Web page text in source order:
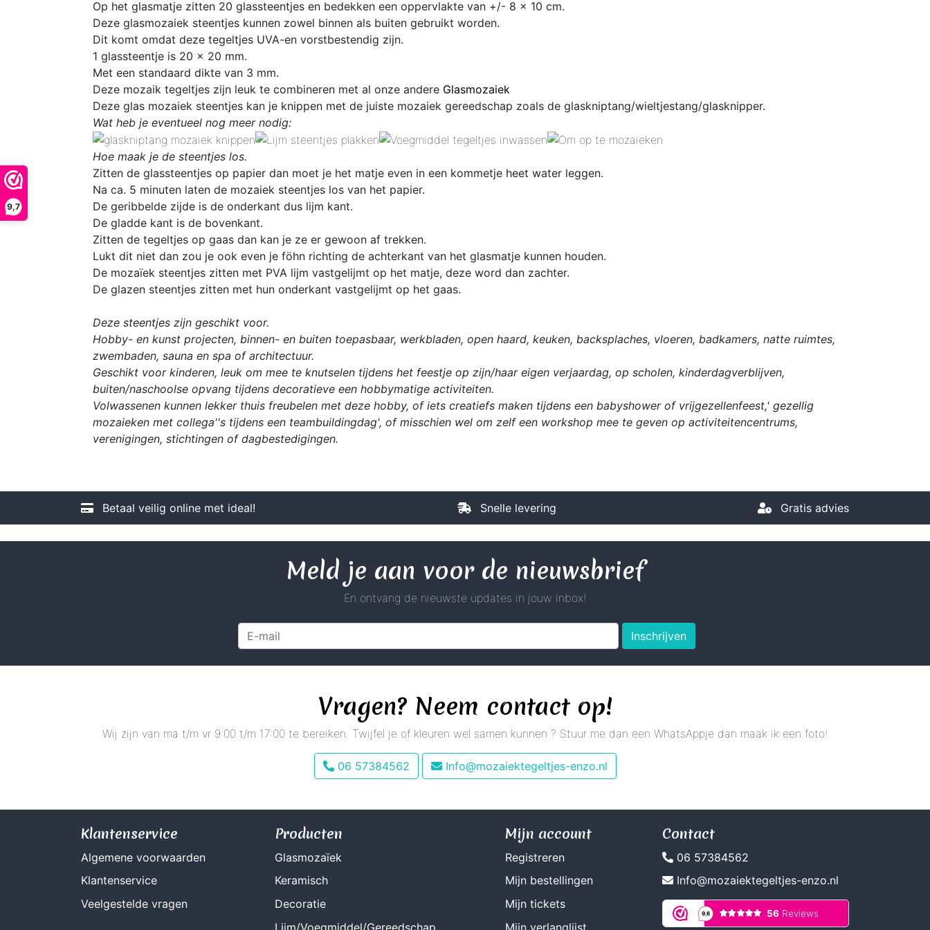
9,7
Op het glasmatje zitten 20 glassteentjes en bedekken een oppervlakte van +/- 8 x 10 cm.
Deze glasmozaiek steentjes kunnen zowel binnen als buiten gebruikt worden.
Dit komt omdat deze tegeltjes UVA-en vorstbestendig zijn.
1 glassteentje is 20 x 20 mm.
Met een standaard dikte van 3 mm.
Deze mozaik tegeltjes zijn leuk te combineren met al onze andere Glasmozaiek
Deze glas mozaiek steentjes kan je knippen met de juiste mozaiek gereedschap zoals de glaskniptang/wieltjestang/glasknipper.
Wat heb je eventueel nog meer nodig:
Hoe maak je de steentjes los.
Zitten de glassteentjes op papier dan moet je het matje even in een kommetje heet water leggen.
Na ca. 5 minuten laten de mozaiek steentjes los van het papier.
De geribbelde zijde is de onderkant dus lijm kant.
De gladde kant is de bovenkant.
Zitten de tegeltjes op gaas dan kan je ze er gewoon af trekken.
Lukt dit niet dan zou je ook even je föhn richting de achterkant van het glasmatje kunnen houden.
De mozaïek steentjes zitten met PVA lijm vastgelijmt op het matje, deze word dan zachter.
De glazen steentjes zitten met hun onderkant vastgelijmt op het gaas.
Deze steentjes zijn geschikt voor.
Hobby- en kunst projecten, binnen- en buiten toepasbaar, werkbladen, open haard, keuken, backsplaches, vloeren, badkamers, natte ruimtes,
zwembaden, sauna en spa of architectuur.
Geschikt voor kinderen, leuk om mee te knutselen tijdens het feestje op zijn/haar eigen verjaardag, op scholen, kinderdagverblijven,
buiten/naschoolse opvang tijdens decoratieve een hobbymatige activiteiten.
Volwassenen kunnen lekker thuis freubelen met deze hobby, of iets creatiefs maken tijdens een babyshower of vrijgezellenfeest,' gezellig
mozaieken met collega''s tijdens een teambuildingdag', of misschien wel om zelf een workshop mee te geven op activiteitencentrums,
verenigingen, stichtingen of dagbestedigingen.
Betaal veilig online met ideal! Snelle levering Gratis advies
Meld je aan voor de nieuwsbrief
En ontvang de nieuwste updates in jouw inbox!
Inschrijven
Vragen? Neem contact op!
Wij zijn van ma t/m vr 9:00 t/m 17:00 te bereiken. Twijfel je of kleuren wel samen kunnen ? Stuur me dan een WhatsAppje dan maak ik een foto!
06 57384562 Info@mozaiektegeltjes-enzo.nl
Klantenservice
Algemene voorwaarden
Klantenservice
Veelgestelde vragen
Producten
Glasmozaïek
Keramisch
Decoratie
Lijm/Voegmiddel/Gereedschap
Mijn account
Registreren
Mijn bestellingen
Mijn tickets
Mijn verlanglijst
Contact
06 57384562
Info@mozaiektegeltjes-enzo.nl